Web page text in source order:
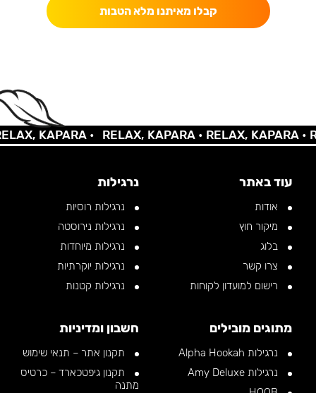
קבלו מאיתנו מלא הטבות
KAPARA • RELAX, KAPARA •RELAX, KAPARA •
עוד באתר
אודות
מיקור חוץ
בלוג
צרו קשר
רישום למועדון לקוחות
נרגילות
נרגילות רוסיות
נרגילות נירוסטה
נרגילות מיוחדות
נרגילות יוקרתיות
נרגילות קטנות
מתוגים מובילים
נרגילות Alpha Hookah
נרגילות Amy Deluxe
חשבון ומדיניות
תקנון אתר – תנאי שימוש
תקנון גיפטכארד – כרטיס
מתנה